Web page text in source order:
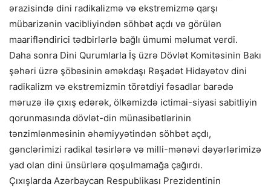
ərazisində dini radikalizmə və ekstremizmə qarşı
mübarizənin vacibliyindən söhbət açdı və görülən
maarifləndirici tədbirlərlə bağlı ümumi məlumat verdi.
Daha sonra Dini Qurumlarla İş üzrə Dövlət Komitəsinin Bakı
şəhəri üzrə şöbəsinin əməkdaşı Rəşadət Hidayətov dini
radikalizm və ekstremizmin törətdiyi fəsadlar barədə
məruzə ilə çıxış edərək, ölkəmizdə ictimai-siyasi sabitliyin
qorunmasında dövlət-din münasibətlərinin
tənzimlənməsinin əhəmiyyətindən söhbət açdı,
gənclərimizi radikal təsirlərə və milli-mənəvi dəyərlərimizə
yad olan dini ünsürlərə qoşulmamağa çağırdı.
Çıxışlarda Azərbaycan Respublikası Prezidentinin